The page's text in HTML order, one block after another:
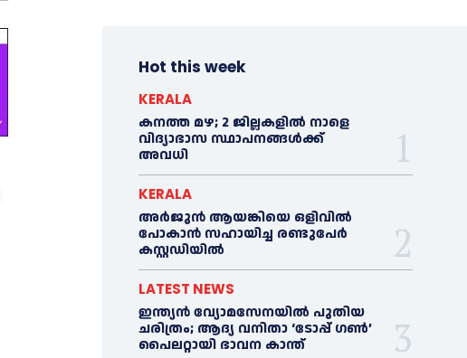
Hot this week
KERALA
കനത്ത മഴ; 2 ജില്ലകളില്‍ നാളെ
വിദ്യാഭാസ സ്ഥാപനങ്ങള്‍ക്ക്
അവധി
KERALA
അര്‍ജുന്‍ ആയങ്കിയെ ഒളിവില്‍
പോകാന്‍ സഹായിച്ച രണ്ടുപേര്‍
കസ്റ്റഡിയില്‍
LATEST NEWS
ഇന്ത്യൻ വ്യോമസേനയില്‍ പുതിയ
ചരിത്രം; ആദ്യ വനിതാ ‘ടോപ്പ് ഗണ്‍’
പൈലറ്റായി ഭാവന കാന്ത്